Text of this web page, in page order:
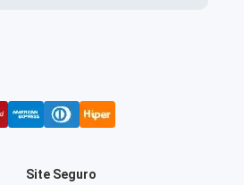
Site Seguro